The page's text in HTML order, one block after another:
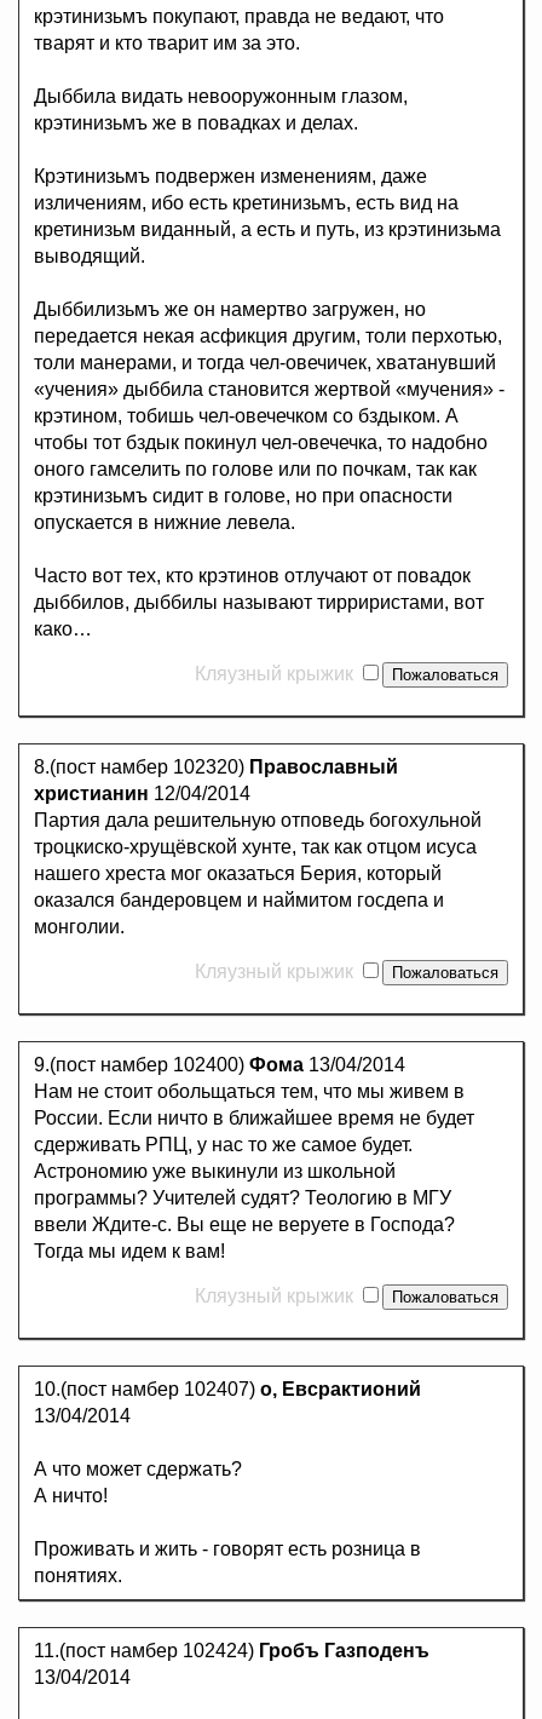
крэтинизьмъ покупают, правда не ведают, что
тварят и кто тварит им за это.
Дыббила видать невооружонным глазом,
крэтинизьмъ же в повадках и делах.
Крэтинизьмъ подвержен изменениям, даже
изличениям, ибо есть кретинизьмъ, есть вид на
кретинизьм виданный, а есть и путь, из крэтинизьма
выводящий.
Дыббилизьмъ же он намертво загружен, но
передается некая асфикция другим, толи перхотью,
толи манерами, и тогда чел-овечичек, хватанувший
«учения» дыббила становится жертвой «мучения» -
крэтином, тобишь чел-овечечком со бздыком. А
чтобы тот бздык покинул чел-овечечка, то надобно
оного гамселить по голове или по почкам, так как
крэтинизьмъ сидит в голове, но при опасности
опускается в нижние левела.
Часто вот тех, кто крэтинов отлучают от повадок
дыббилов, дыббилы называют тирриристами, вот
како…
Кляузный крыжик
8.(пост намбер 102320) Православный
христианин 12/04/2014
Партия дала решительную отповедь богохульной
троцкиско-хрущёвской хунте, так как отцом исуса
нашего хреста мог оказаться Берия, который
оказался бандеровцем и наймитом госдепа и
монголии.
Кляузный крыжик
9.(пост намбер 102400) Фома 13/04/2014
Нам не стоит обольщаться тем, что мы живем в
России. Если ничто в ближайшее время не будет
сдерживать РПЦ, у нас то же самое будет.
Астрономию уже выкинули из школьной
программы? Учителей судят? Теологию в МГУ
ввели Ждите-с. Вы еще не веруете в Господа?
Тогда мы идем к вам!
Кляузный крыжик
10.(пост намбер 102407) о, Евсрактионий
13/04/2014
А что может сдержать?
А ничто!
Проживать и жить - говорят есть розница в
понятиях.
11.(пост намбер 102424) Гробъ Газподенъ
13/04/2014